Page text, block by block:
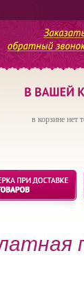
в корзине нет